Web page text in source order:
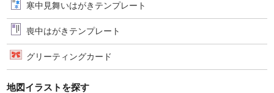
寒中見舞いはがきテンプレート
喪中はがきテンプレート
グリーティングカード
地図イラストを探す